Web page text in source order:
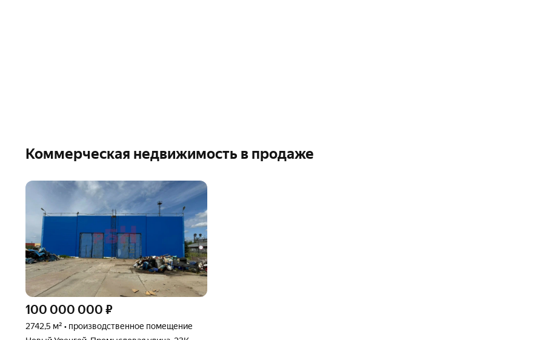
Коммерческая недвижимость в продаже
100 000 000 ₽
2742,5 м² • производственное помещение